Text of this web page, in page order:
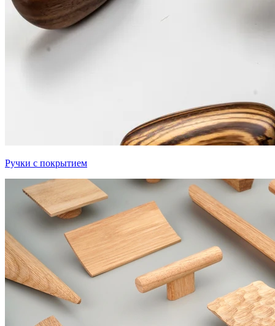
Ручки с покрытием